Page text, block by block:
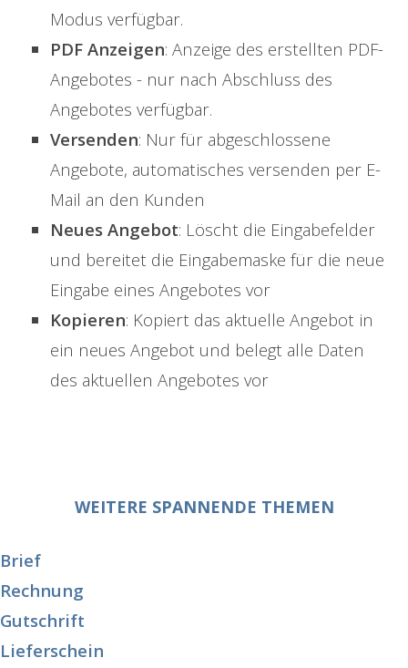
Modus verfügbar.
PDF Anzeigen: Anzeige des erstellten PDF-
Angebotes - nur nach Abschluss des
Angebotes verfügbar.
Versenden: Nur für abgeschlossene
Angebote, automatisches versenden per E-
Mail an den Kunden
Neues Angebot: Löscht die Eingabefelder
und bereitet die Eingabemaske für die neue
Eingabe eines Angebotes vor
Kopieren: Kopiert das aktuelle Angebot in
ein neues Angebot und belegt alle Daten
des aktuellen Angebotes vor
WEITERE SPANNENDE THEMEN
Brief
Rechnung
Gutschrift
Lieferschein